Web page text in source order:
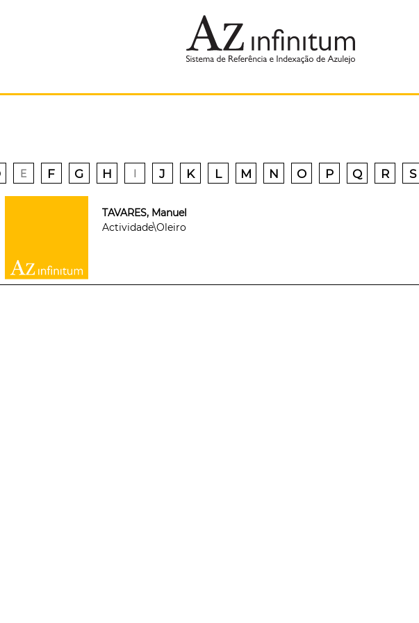
E F G H I J K L M N O P Q R S
TAVARES, Manuel
Actividade\Oleiro